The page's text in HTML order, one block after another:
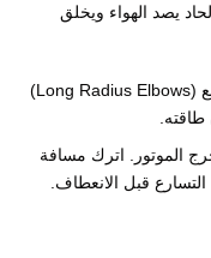
(90 درجة). الكوع الحاد يصد الهواء ويخلق
نستخدم أكواعاً ذات نصف قطر واسع (Long Radius Elbows)
الموتور. اترك مسافة
قبل الانعطاف.